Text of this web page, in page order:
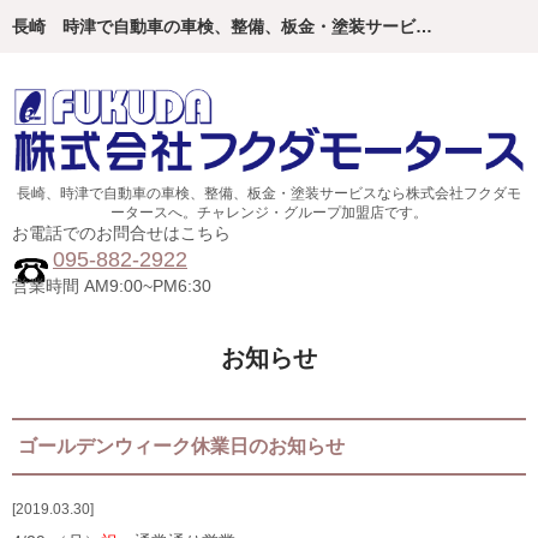
長崎 時津で自動車の車検、整備、板金・塗装サービスなら株式会社フクダモータースへ。チャレンジ・グループ加盟店です。
長崎、時津で自動車の車検、整備、板金・塗装サービスなら株式会社フクダモ
ータースへ。チャレンジ・グループ加盟店です。
お電話でのお問合せはこちら
095-882-2922
営業時間 AM9:00~PM6:30
お知らせ
2019.03.30
ゴールデンウィーク休業日のお知らせ